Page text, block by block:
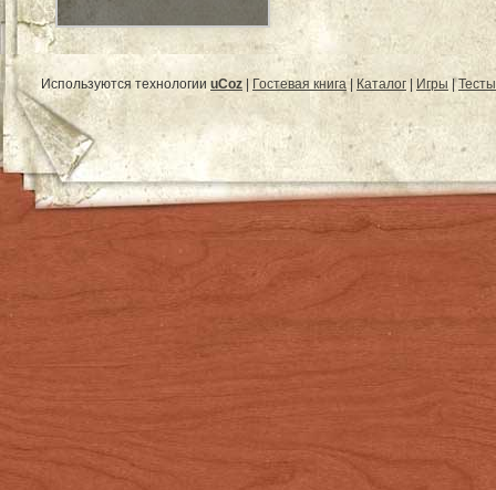
Используются технологии uCoz Гостевая книга| Каталог Игры |Тесты